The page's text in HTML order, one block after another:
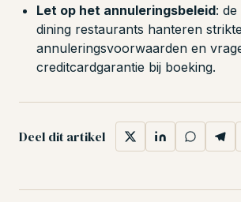
Let op het annuleringsbeleid:
dining restaurants hanteren strikte
annuleringsvoorwaarden en
creditcardgarantie bij boeking.
Deel dit artikel